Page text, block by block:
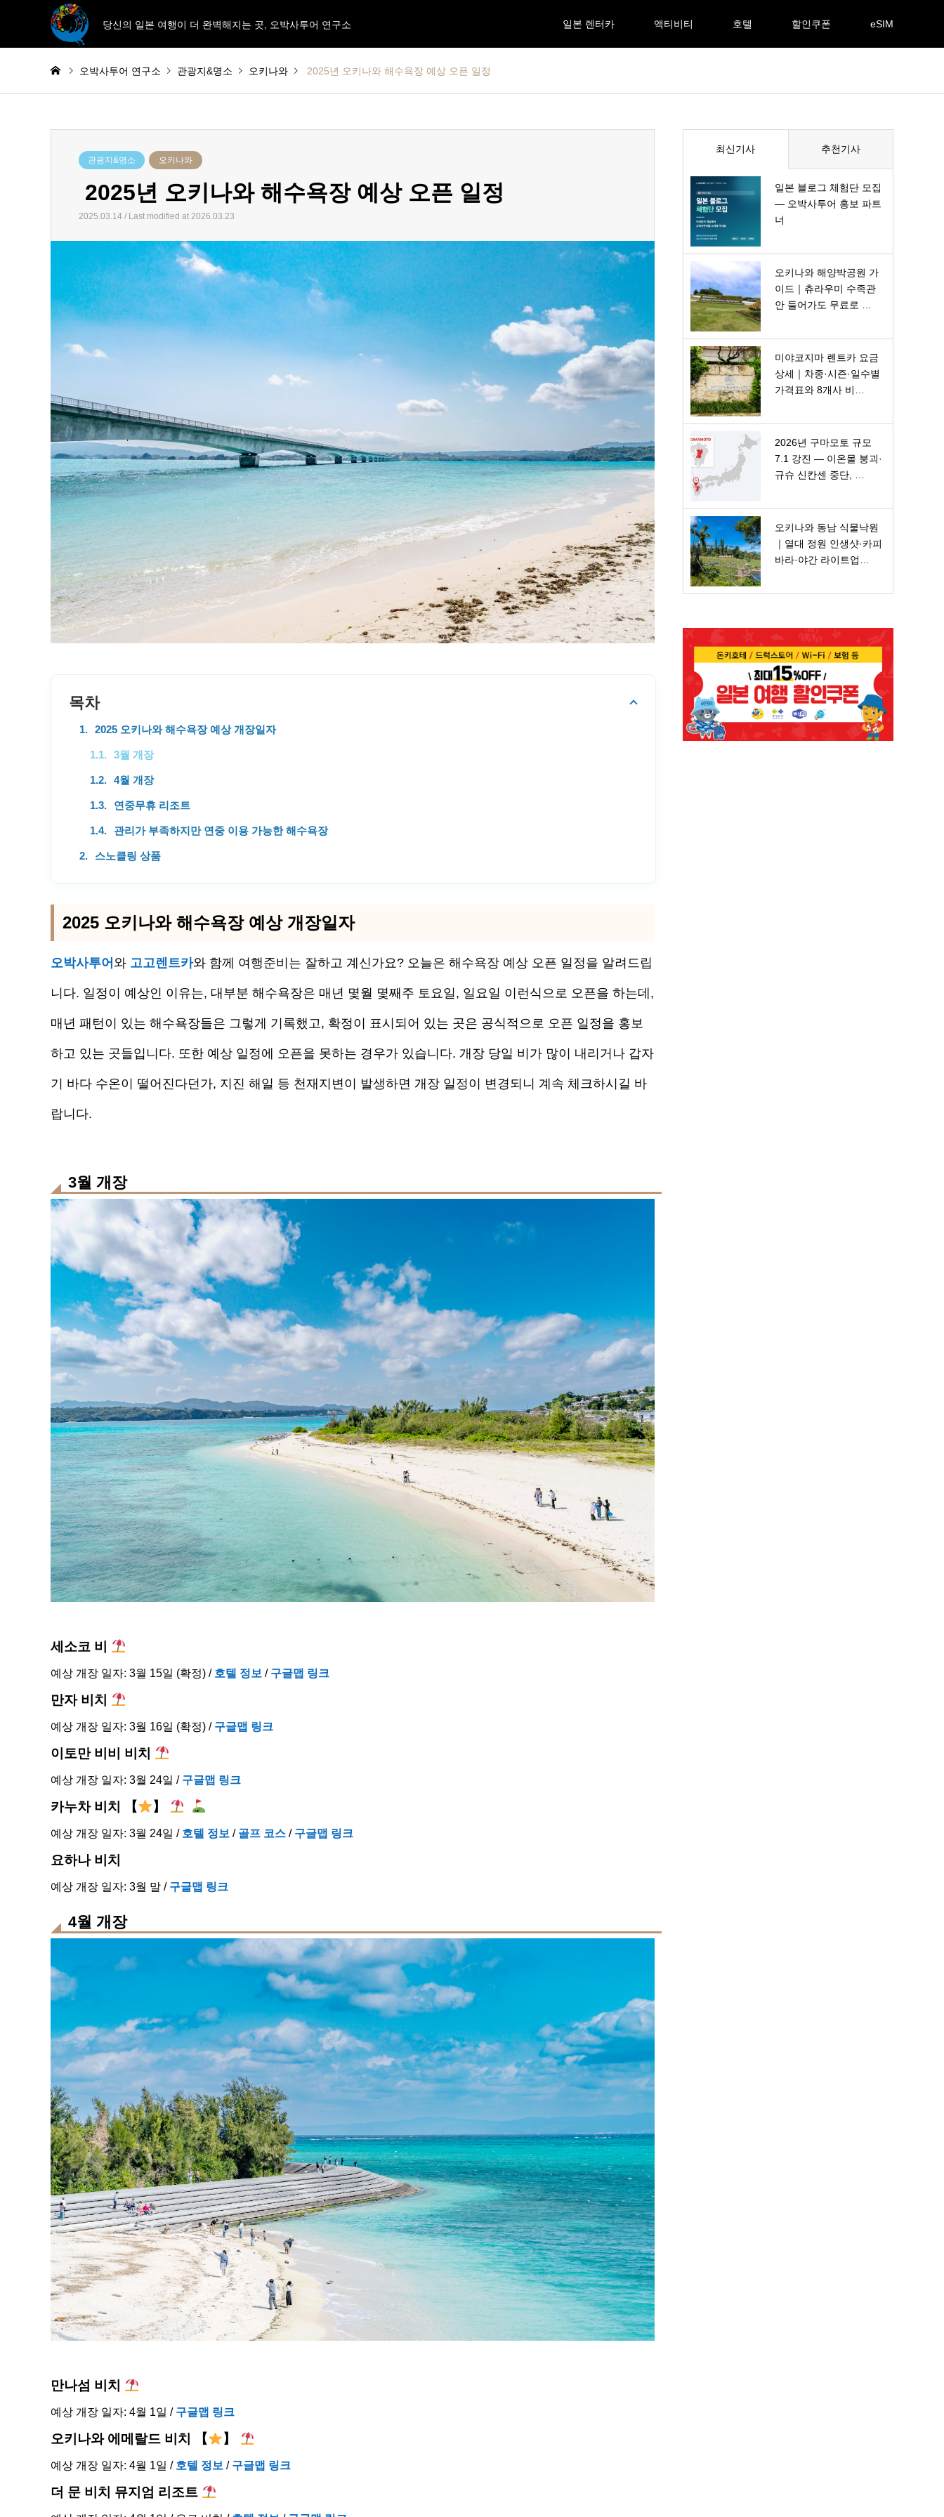
당신의 일본 여행이 더 완벽해지는 곳, 오박사투어 연구소 일본 렌터카 액티비티 호텔 할인쿠폰 eSIM
오박사투어 연구소 관광지&명소 오키나와 ️ 2025년 오키나와 해수욕장 예상 오픈 일정
관광지&명소 오키나와
️ 2025년 오키나와 해수욕장 예상 오픈 일정
2025.03.14 / Last modified at 2026.03.23
목차
2025 오키나와 해수욕장 예상 개장일자
3월 개장
4월 개장
연중무휴 리조트
관리가 부족하지만 연중 이용 가능한 해수욕장
스노클링 상품
2025 오키나와 해수욕장 예상 개장일자
오박사투어 와 고고렌트카와 함께 여행준비는 잘하고 계신가요? 오늘은 해수욕장 예상 오픈 일정을 알려드립
니다. 일정이 예상인 이유는, 대부분 해수욕장은 매년 몇월 몇째주 토요일, 일요일 이런식으로 오픈을 하는데,
매년 패턴이 있는 해수욕장들은 그렇게 기록했고, 확정이 표시되어 있는 곳은 공식적으로 오픈 일정을 홍보
하고 있는 곳들입니다. 또한 예상 일정에 오픈을 못하는 경우가 있습니다. 개장 당일 비가 많이 내리거나 갑자
기 바다 수온이 떨어진다던가, 지진 해일 등 천재지변이 발생하면 개장 일정이 변경되니 계속 체크하시길 바
랍니다.
3월 개장
세소코 비
예상 개장 일자: 3월 15일 (확정) / 호텔 정보 / 구글맵 링크
만자 비치
예상 개장 일자: 3월 16일 (확정) / 구글맵 링크
이토만 비비 비치
예상 개장 일자: 3월 24일 / 구글맵 링크
카누차 비치 【 】
예상 개장 일자: 3월 24일 / 호텔 정보 / 골프 코스 / 구글맵 링크
요하나 비치
예상 개장 일자: 3월 말 / 구글맵 링크
4월 개장
만나섬 비치
예상 개장 일자: 4월 1일 / 구글맵 링크
오키나와 에메랄드 비치 【 】
예상 개장 일자: 4월 1일 / 호텔 정보 / 구글맵 링크
더 문 비치 뮤지엄 리조트
최신기사 추천기사
일본 블로그 체험단 모집
— 오박사투어 홍보 파트
너
오키나와 해양박공원 가
이드｜츄라우미 수족관
안 들어가도 무료로 …
미야코지마 렌트카 요금
상세｜차종·시즌·일수별
가격표와 8개사 비…
2026년 구마모토 규모
7.1 강진 — 이온몰 붕괴·
규슈 신칸센 중단, …
오키나와 동남 식물낙원
｜열대 정원 인생샷·카피
바라·야간 라이트업…